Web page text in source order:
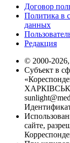
Договор
Политика в
данных
Редакция
© 2000-
Субъект в
сайте,